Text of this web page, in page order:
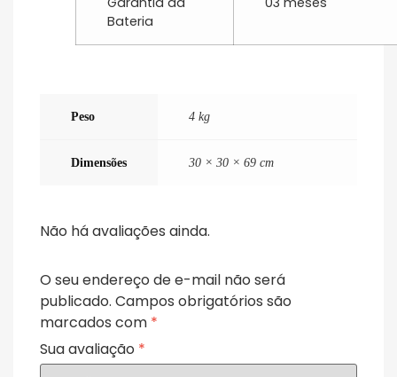
Bateria
Peso 4 kg
Dimensões 30 × 30 × 69 cm
Não há avaliações ainda.
O seu endereço de e-mail não será
publicado. Campos obrigatórios são
marcados com *
Sua avaliação *